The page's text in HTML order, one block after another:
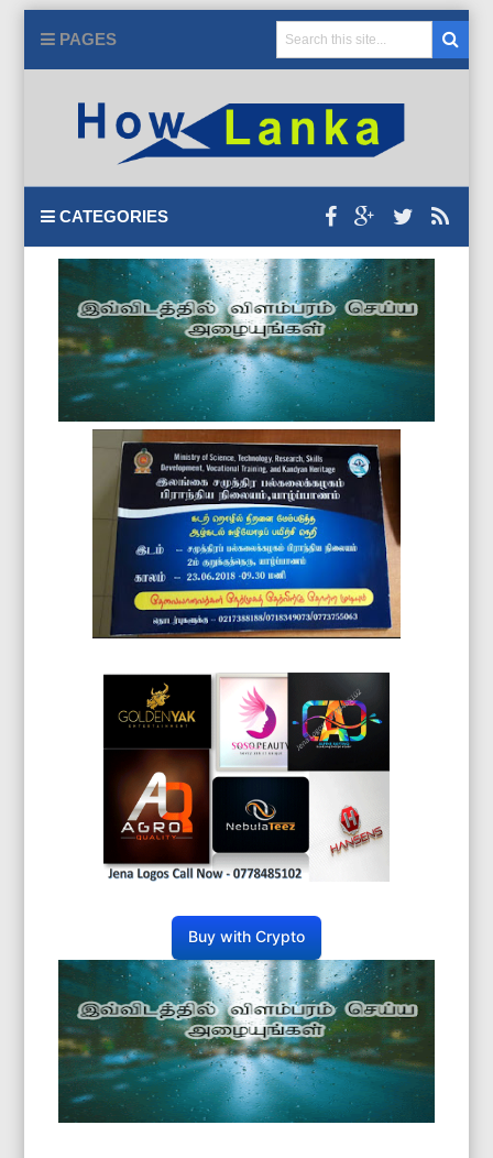
PAGES
CATEGORIES
Buy with Crypto